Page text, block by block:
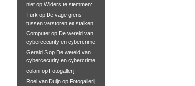
niet op Wilders te stemmen:
Turk op De vage grens
tussen verstoren en stalken
Computerop De wereld van
cybercecurity en cybercrime
Gerald Sop De wereld van
cybercecurity en cybercrime
colaniop Fotogallerij
Roel van Duijnop Fotogallerij